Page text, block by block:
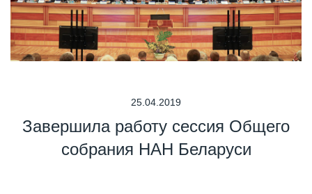
25.04.2019
Завершила работу сессия Общего
собрания НАН Беларуси